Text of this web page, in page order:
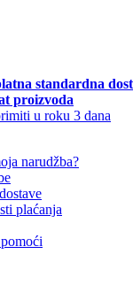
standardna
proizvoda
u roku 3 dana
narudžba?
plaćanja